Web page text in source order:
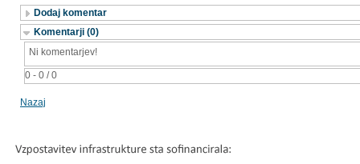
Dodaj komentar
Komentarji (0)
0 - 0 / 0
Ni komentarjev!
Nazaj